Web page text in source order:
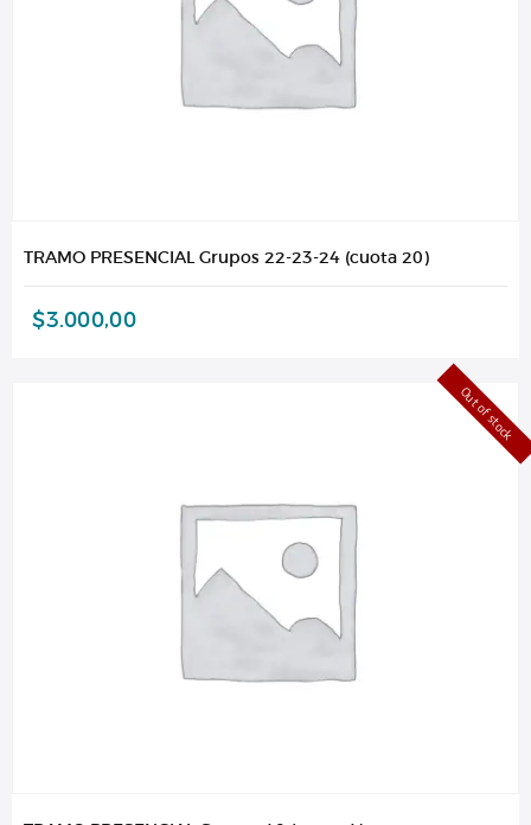
TRAMO PRESENCIAL Grupos 22-23-24 (cuota 20)
$3.000,00
Out of stock